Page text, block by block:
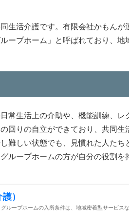
生活介護です。有限会社かもんが
ープホーム」と呼ばれており、地
常生活上の介助や、機能訓練、レ
回りの自立ができており、共同生
難しい状態でも、見慣れた人たち
ループホームの方が自分の役割を
）
ループホームの入所条件は、地域密着型サービス